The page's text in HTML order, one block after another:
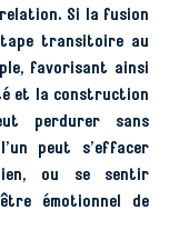
Si la fusion
transitoire au
favorisant ainsi
et la construction
perdurer sans
peut s’effacer
ou se sentir
émotionnel de